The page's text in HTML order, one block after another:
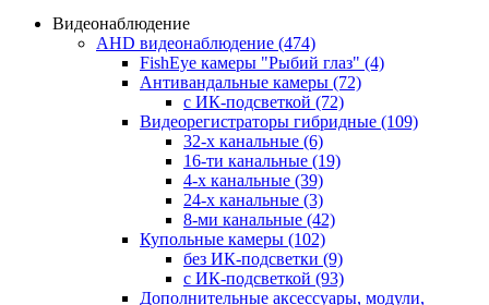
Видеонаблюдение
AHD видеонаблюдение (474)
FishEye камеры "Рыбий глаз" (4)
Антивандальные камеры (72)
с ИК-подсветкой (72)
Видеорегистраторы гибридные (109)
32-х канальные (6)
16-ти канальные (19)
4-х канальные (39)
24-х канальные (3)
8-ми канальные (42)
Купольные камеры (102)
без ИК-подсветки (9)
с ИК-подсветкой (93)
Дополнительные аксессуары, модули,